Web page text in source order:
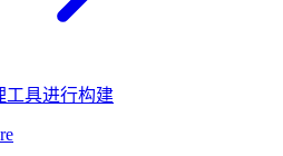
工具进行构建